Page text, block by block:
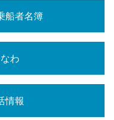
船者名簿
わ
情報